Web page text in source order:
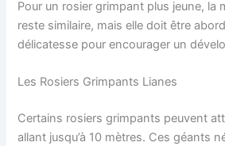
Pour un rosier grimpant plus jeune, la
reste similaire, mais elle doit être
délicatesse pour encourager un
Les Rosiers Grimpants Lianes
Certains rosiers grimpants peuvent
allant jusqu’à 10 mètres. Ces géants